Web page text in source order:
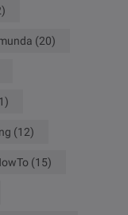
(20)
(12)
(15)